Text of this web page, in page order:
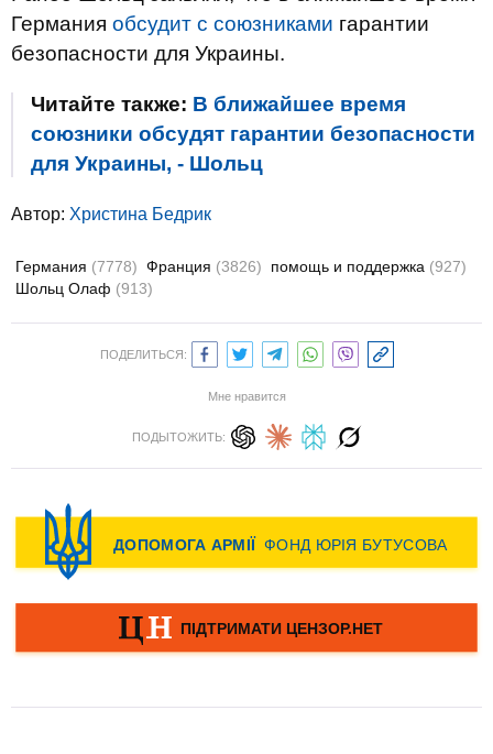
Германия обсудит с союзниками гарантии
безопасности для Украины.
Читайте также: В ближайшее время
союзники обсудят гарантии безопасности
для Украины, - Шольц
Автор: Христина Бедрик
Германия (7778) Франция (3826) помощь и поддержка (927)
Шольц Олаф (913)
ПОДЕЛИТЬСЯ:
Мне нравится
ПОДЫТОЖИТЬ: